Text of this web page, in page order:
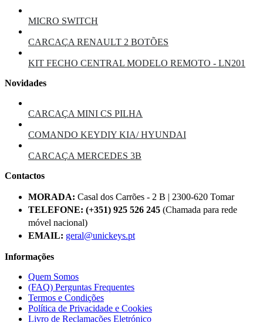
MICRO SWITCH
CARCAÇA RENAULT 2 BOTÕES
KIT FECHO CENTRAL MODELO REMOTO - LN201
Novidades
CARCAÇA MINI CS PILHA
COMANDO KEYDIY KIA/ HYUNDAI
CARCAÇA MERCEDES 3B
Contactos
MORADA: Casal dos Carrões - 2 B | 2300-620 Tomar
TELEFONE: (+351) 925 526 245 (Chamada para rede
móvel nacional)
EMAIL: geral@unickeys.pt
Informações
Quem Somos
(FAQ) Perguntas Frequentes
Termos e Condições
Política de Privacidade e Cookies
Livro de Reclamações Eletrónico